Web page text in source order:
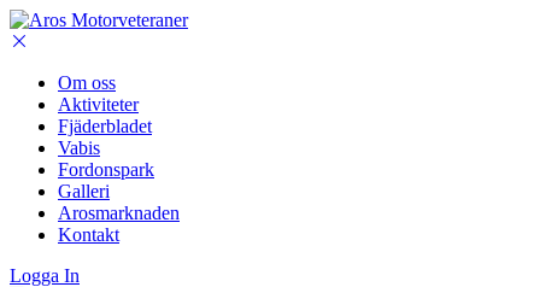
Om oss
Aktiviteter
Fjäderbladet
Vabis
Fordonspark
Galleri
Arosmarknaden
Kontakt
Logga In